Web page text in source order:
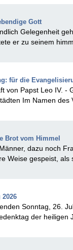
Gott
Gelegenheit
er zu seinem
für die
von Papst Leo IV. -
Im Namen des
Brot vom Himmel
dazu noch
Weise gespeist, als
Sonntag, 26.
der heiligen